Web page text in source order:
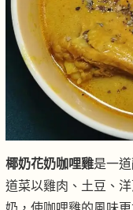
椰奶花奶咖哩雞是一
道菜以雞肉、土豆、